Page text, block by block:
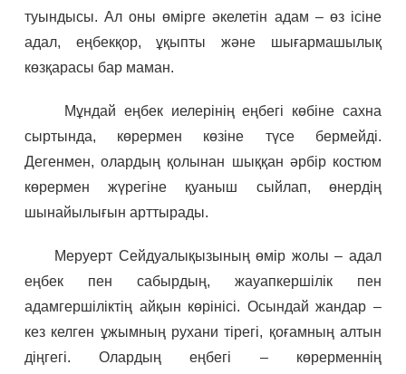
туындысы. Ал оны өмірге әкелетін адам – өз ісіне
адал, еңбекқор, ұқыпты және шығармашылық
көзқарасы бар маман.
Мұндай еңбек иелерінің еңбегі көбіне сахна
сыртында, көрермен көзіне түсе бермейді.
Дегенмен, олардың қолынан шыққан әрбір костюм
көрермен жүрегіне қуаныш сыйлап, өнердің
шынайылығын арттырады.
Меруерт Сейдуалықызының өмір жолы – адал
еңбек пен сабырдың, жауапкершілік пен
адамгершіліктің айқын көрінісі. Осындай жандар –
кез келген ұжымның рухани тірегі, қоғамның алтын
діңгегі. Олардың еңбегі – көрерменнің